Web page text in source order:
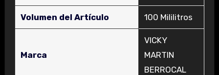
Volumen del Artículo ‎100 Mililitros
Marca
‎VICKY
MARTIN
BERROCAL